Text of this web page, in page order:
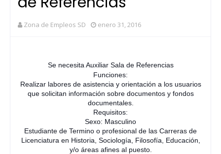
Zona de Empleos SD enero 31, 2016
Se necesita Auxiliar Sala de Referencias
Funciones:
Realizar labores de asistencia y orientación a los usuarios
que solicitan información sobre documentos y fondos
documentales.
Requisitos:
Sexo: Masculino
Estudiante de Termino o profesional de las Carreras de
Licenciatura en Historia, Sociología, Filosofía, Educación,
y/o áreas afines al puesto.